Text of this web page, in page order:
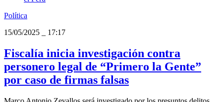
Política
15/05/2025
17:17
Fiscalía inicia investigación contra
personero legal de “Primero la Gente”
por caso de firmas falsas